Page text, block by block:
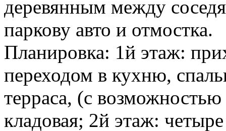
деревянным между
паркову авто и отмостка.
Планировка: 1й этаж:
переходом в кухню,
терраса, (с
кладовая; 2й этаж: